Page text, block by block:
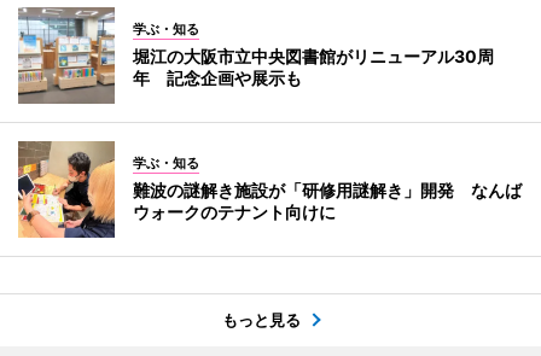
学ぶ・知る
堀江の大阪市立中央図書館がリニューアル30周
年 記念企画や展示も
学ぶ・知る
難波の謎解き施設が「研修用謎解き」開発 なんば
ウォークのテナント向けに
もっと見る